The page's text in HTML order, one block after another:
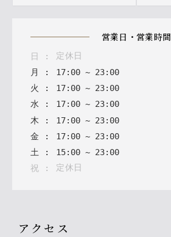
営業日・営業時間
日 :
定休日
月
: 17: 00 ~ 23: 00
火
: 17: 00 ~ 23: 00
水 : 17: 00 ~ 23: 00
木 : 17: 00 ~ 23: 00
金 : 17: 00 ~ 23: 00
土 : 15: 00 ~ 23: 00
祝 : 定休日
アクセス